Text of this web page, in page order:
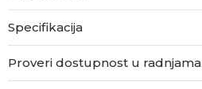
Specifikacija
Proveri dostupnost u radnjama